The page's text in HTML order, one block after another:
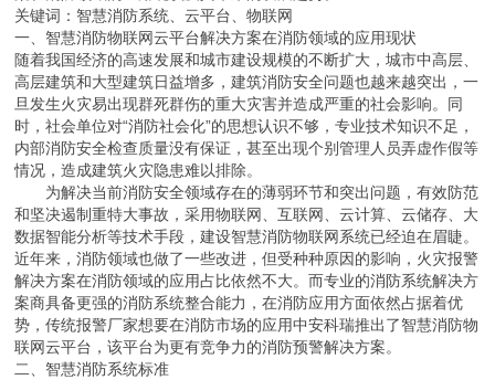
关键词：智慧消防系统、云平台、物联网
一、智慧消防物联网云平台解决方案在消防领域的应用现状
随着我国经济的高速发展和城市建设规模的不断扩大，城市中高层、
高层建筑和大型建筑日益增多，建筑消防安全问题也越来越突出，一
旦发生火灾易出现群死群伤的重大灾害并造成严重的社会影响。同
时，社会单位对“消防社会化”的思想认识不够，专业技术知识不足，
内部消防安全检查质量没有保证，甚至出现个别管理人员弄虚作假等
情况，造成建筑火灾隐患难以排除。
为解决当前消防安全领域存在的薄弱环节和突出问题，有效防范
和坚决遏制重特大事故，采用物联网、互联网、云计算、云储存、大
数据智能分析等技术手段，建设智慧消防物联网系统已经迫在眉睫。
近年来，消防领域也做了一些改进，但受种种原因的影响，火灾报警
解决方案在消防领域的应用占比依然不大。而专业的消防系统解决方
案商具备更强的消防系统整合能力，在消防应用方面依然占据着优
势，传统报警厂家想要在消防市场的应用中安科瑞推出了智慧消防物
联网云平台，该平台为更有竞争力的消防预警解决方案。
二、智慧消防系统标准